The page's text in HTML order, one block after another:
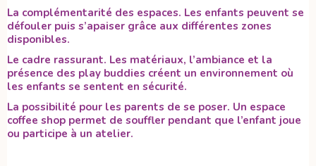
La complémentarité des espaces. Les enfants peuvent se
défouler puis s’apaiser grâce aux différentes zones
disponibles.
Le cadre rassurant. Les matériaux, l’ambiance et la
présence des play buddies créent un environnement où
les enfants se sentent en sécurité.
La possibilité pour les parents de se poser. Un espace
coffee shop permet de souffler pendant que l’enfant joue
ou participe à un atelier.